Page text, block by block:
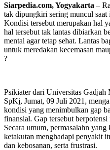
Siarpedia.com, Yogyakarta –
tak dipungkiri sering muncul saat
Kondisi tersebut merupakan hal
hal tersebut tak lantas dibiarkan
mental agar tetap sehat. Lantas
untuk meredakan kecemasan
?
Psikiater dari Universitas
SpKj, Jumat, 09 Juli 2021,
kondisi yang menimbulkan gap
finansial. Gap tersebut
Secara umum, permasalahn
ketakutan menghadapi penyakit
dan kebosanan, serta frustrasi.